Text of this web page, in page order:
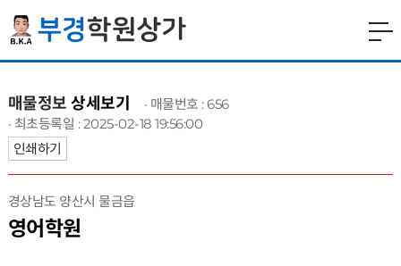
매물정보상세보기
· 매물번호 : 656
· 최초등록일 : 2025-02-18 19:56:00
인쇄하기
경상남도 양산시 물금읍
영어학원